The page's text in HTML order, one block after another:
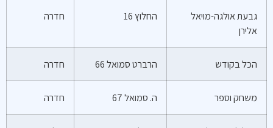
גבעת אולגה-מויאל
אלירן
החלוץ 16 חדרה
הכל בקודש הרברט סמואל 66 חדרה
משחק וספר ה. סמואל 67 חדרה